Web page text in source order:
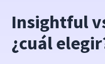
Insightful
¿cuál